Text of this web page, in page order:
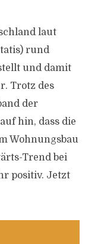
laut
rund
und damit
Trotz des
der
hin, dass die
Wohnungsbau
Trend bei
positiv. Jetzt